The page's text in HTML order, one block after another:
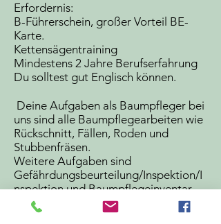
Erfordernis:
B-Führerschein, großer Vorteil BE-
Karte.
Kettensägentraining
Mindestens 2 Jahre Berufserfahrung
Du solltest gut Englisch können.
Deine Aufgaben als Baumpfleger bei
uns sind alle Baumpflegearbeiten wie
Rückschnitt, Fällen, Roden und
Stubbenfräsen.
Weitere Aufgaben sind
Gefährdungsbeurteilung/Inspektion/I
nspektion und Baumpflegeinventar.
Plan benötigt chip Maschine und
Preise.